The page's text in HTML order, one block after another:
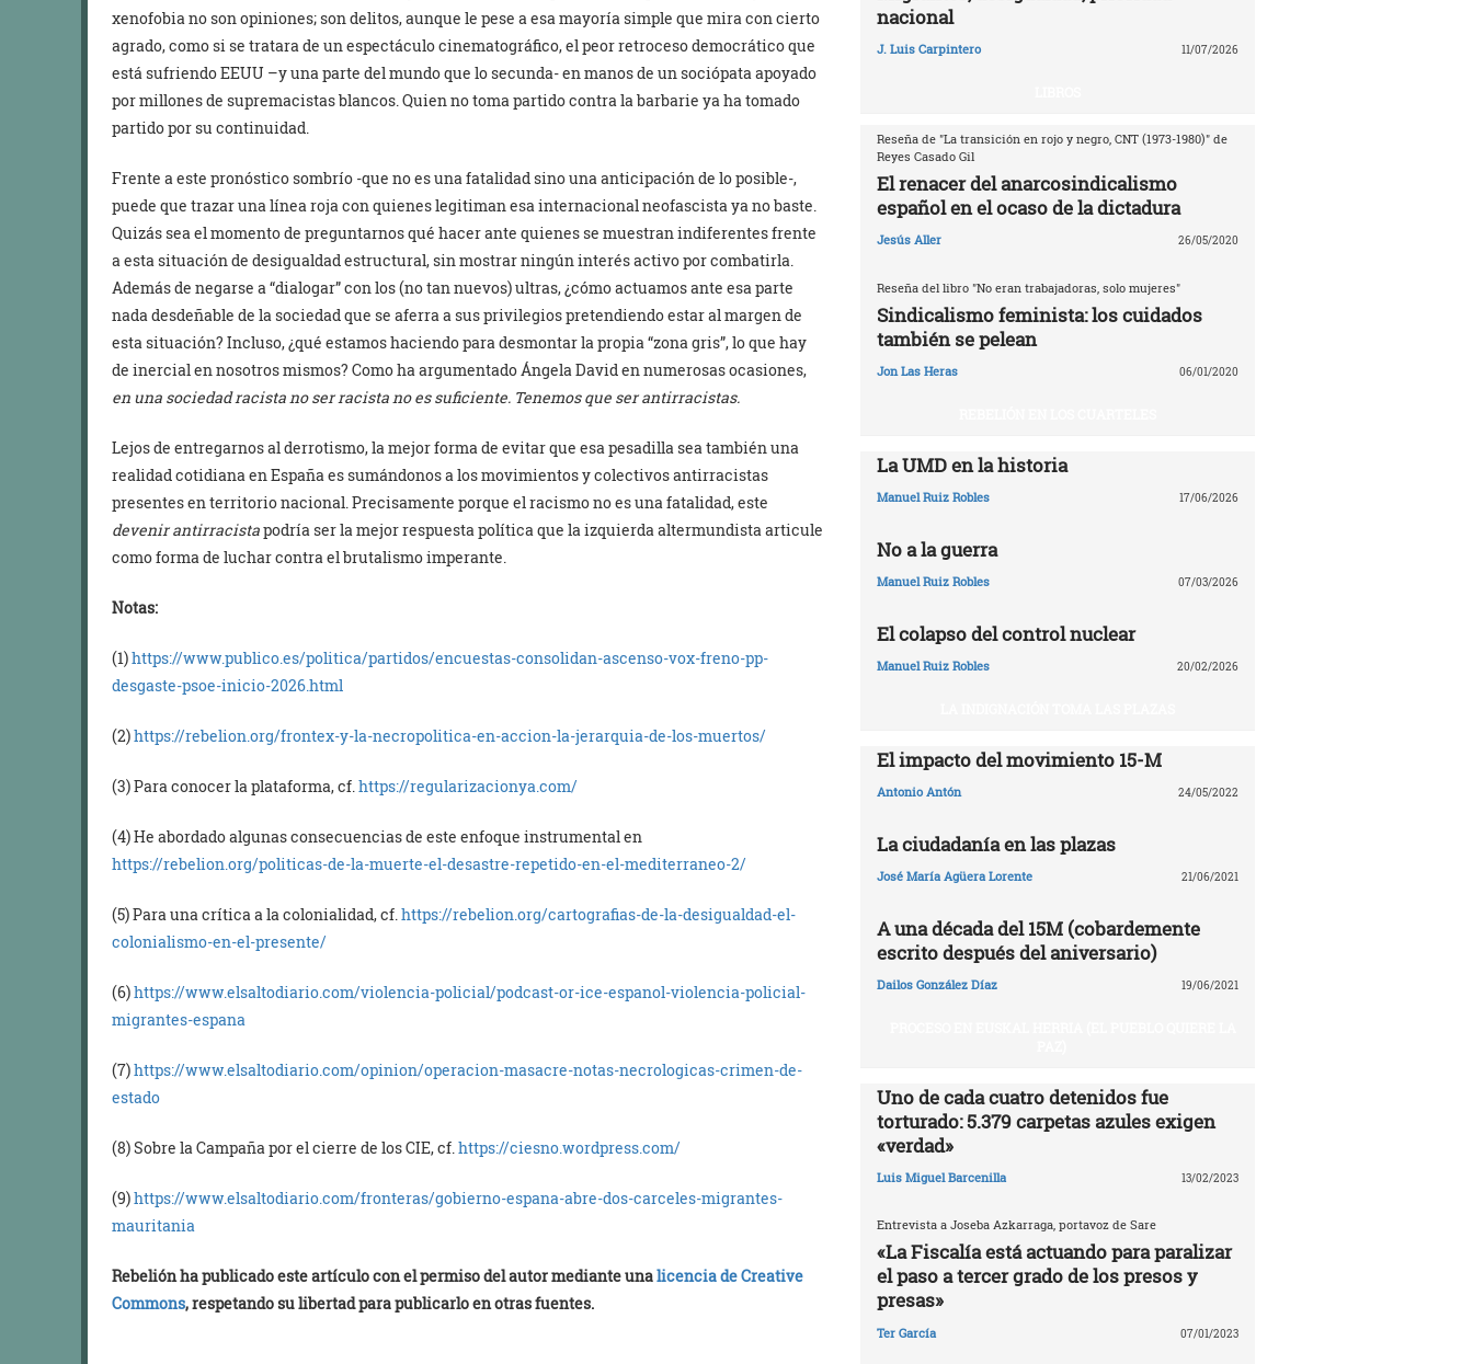
xenofobia no son opiniones; son delitos, aunque le pese a esa mayoría simple que mira con cierto
agrado, como si se tratara de un espectáculo cinematográfico, el peor retroceso democrático que
está sufriendo EEUU –y una parte del mundo que lo secunda- en manos de un sociópata apoyado
por millones de supremacistas blancos. Quien no toma partido contra la barbarie ya ha tomado
partido por su continuidad.
Frente a este pronóstico sombrío -que no es una fatalidad sino una anticipación de lo posible-,
puede que trazar una línea roja con quienes legitiman esa internacional neofascista ya no baste.
Quizás sea el momento de preguntarnos qué hacer ante quienes se muestran indiferentes frente
a esta situación de desigualdad estructural, sin mostrar ningún interés activo por combatirla.
Además de negarse a “dialogar” con los (no tan nuevos) ultras, ¿cómo actuamos ante esa parte
nada desdeñable de la sociedad que se aferra a sus privilegios pretendiendo estar al margen de
esta situación? Incluso, ¿qué estamos haciendo para desmontar la propia “zona gris”, lo que hay
de inercial en nosotros mismos? Como ha argumentado Ángela David en numerosas ocasiones,
en una sociedad racista no ser racista no es suficiente. Tenemos que ser antirracistas.
Lejos de entregarnos al derrotismo, la mejor forma de evitar que esa pesadilla sea también una
realidad cotidiana en España es sumándonos a los movimientos y colectivos antirracistas
presentes en territorio nacional. Precisamente porque el racismo no es una fatalidad, este
devenir antirracistapodría ser la mejor respuesta política que la izquierda altermundista articule
como forma de luchar contra el brutalismo imperante.
Notas:
(1)https://www.publico.es/politica/partidos/encuestas-consolidan-ascenso-vox-freno-pp-
desgaste-psoe-inicio-2026.html
(2)https://rebelion.org/frontex-y-la-necropolitica-en-accion-la-jerarquia-de-los-muertos/
(3) Para conocer la plataforma, cf.https://regularizacionya.com/
(4) He abordado algunas consecuencias de este enfoque instrumental en
https://rebelion.org/politicas-de-la-muerte-el-desastre-repetido-en-el-mediterraneo-2/
(5) Para una crítica a la colonialidad, cf.https://rebelion.org/cartografias-de-la-desigualdad-el-
colonialismo-en-el-presente/
(6)https://www.elsaltodiario.com/violencia-policial/podcast-or-ice-espanol-violencia-policial-
migrantes-espana
(7)https://www.elsaltodiario.com/opinion/operacion-masacre-notas-necrologicas-crimen-de-
estado
(8) Sobre la Campaña por el cierre de los CIE, cf.https://ciesno.wordpress.com/
(9)https://www.elsaltodiario.com/fronteras/gobierno-espana-abre-dos-carceles-migrantes-
mauritania
Rebelión ha publicado este artículo con el permiso del autor mediante unalicencia de Creative
Commons, respetando su libertad para publicarlo en otras fuentes.
nacional
J. Luis Carpintero 11/07/2026
Reseña de "La transición en rojo y negro, CNT (1973-1980)" de
Reyes Casado Gil
El renacer del anarcosindicalismo
español en el ocaso de la dictadura
Jesús Aller 26/05/2020
Reseña del libro "No eran trabajadoras, solo mujeres"
Sindicalismo feminista: los cuidados
también se pelean
Jon Las Heras 06/01/2020
La UMD en la historia
Manuel Ruiz Robles 17/06/2026
No a la guerra
Manuel Ruiz Robles 07/03/2026
El colapso del control nuclear
Manuel Ruiz Robles 20/02/2026
El impacto del movimiento 15-M
Antonio Antón 24/05/2022
La ciudadanía en las plazas
José María Agüera Lorente 21/06/2021
A una década del 15M (cobardemente
escrito después del aniversario)
Dailos González Díaz 19/06/2021
Uno de cada cuatro detenidos fue
torturado: 5.379 carpetas azules exigen
«verdad»
Luis Miguel Barcenilla 13/02/2023
Entrevista a Joseba Azkarraga, portavoz de Sare
«La Fiscalía está actuando para paralizar
el paso a tercer grado de los presos y
presas»
Ter García 07/01/2023